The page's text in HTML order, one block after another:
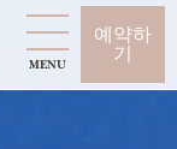
예약하
기
MENU